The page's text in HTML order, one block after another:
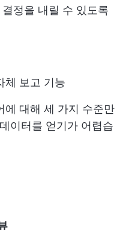
정을 내릴 수 있도록
체 보고 기능
에 대해 세 가지 수준만
이터를 얻기가 어렵습